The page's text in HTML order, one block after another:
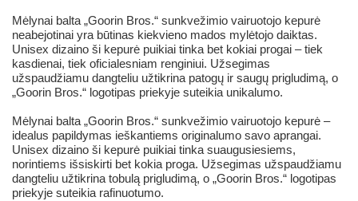
Mėlynai balta „Goorin Bros.“ sunkvežimio vairuotojo kepurė
neabejotinai yra būtinas kiekvieno mados mylėtojo daiktas.
Unisex dizaino ši kepurė puikiai tinka bet kokiai progai – tiek
kasdienai, tiek oficialesniam renginiui. Užsegimas
užspaudžiamu dangteliu užtikrina patogų ir saugų prigludimą, o
„Goorin Bros.“ logotipas priekyje suteikia unikalumo.
Mėlynai balta „Goorin Bros.“ sunkvežimio vairuotojo kepurė –
idealus papildymas ieškantiems originalumo savo aprangai.
Unisex dizaino ši kepurė puikiai tinka suaugusiesiems,
norintiems išsiskirti bet kokia proga. Užsegimas užspaudžiamu
dangteliu užtikrina tobulą prigludimą, o „Goorin Bros.“ logotipas
priekyje suteikia rafinuotumo.